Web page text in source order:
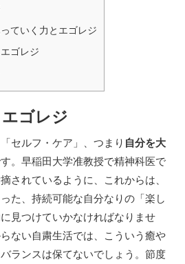
ていく力とエゴレジ
ゴレジ
ゴレジ
セルフ・ケア」、つまり 自分を大
。早稲田大学准教授で精神科医で
されているように、これからは、
た、持続可能な自分なりの「楽し
見つけていかなければなりませ
ない自粛生活では、こういう癒や
ランスは保てないでしょう。節度